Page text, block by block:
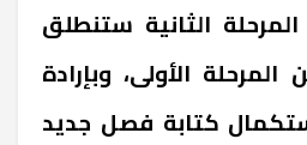
الثانية ستنطلق
الأولى، وبإرادة
كتابة فصل جديد